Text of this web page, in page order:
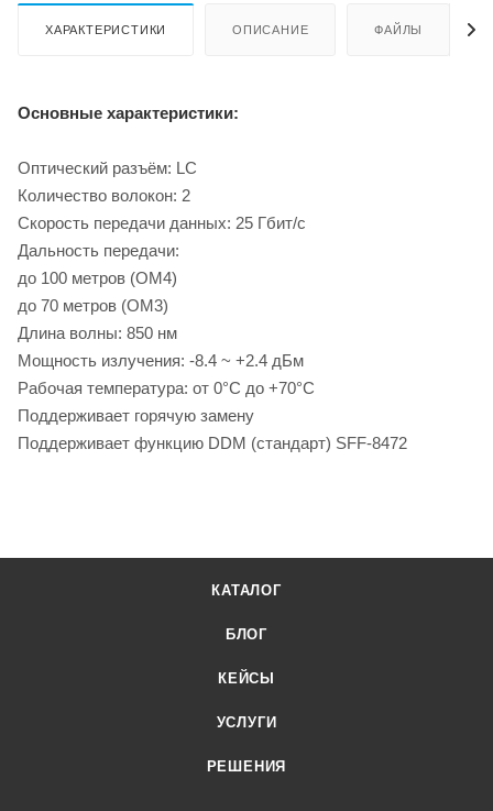
ХАРАКТЕРИСТИКИ ОПИСАНИЕ ФАЙЛЫ
Основные характеристики:
Оптический разъём: LC
Количество волокон: 2
Скорость передачи данных: 25 Гбит/с
Дальность передачи:
до 100 метров (OM4)
до 70 метров (OM3)
Длина волны: 850 нм
Мощность излучения: -8.4 ~ +2.4 дБм
Рабочая температура: от 0°C до +70°C
Поддерживает горячую замену
Поддерживает функцию DDM (стандарт) SFF-8472
КАТАЛОГ
БЛОГ
КЕЙСЫ
УСЛУГИ
РЕШЕНИЯ